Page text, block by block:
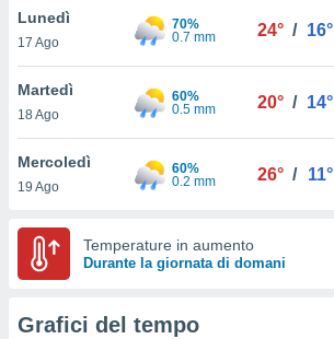
per
nel
utilizzati
o
Lunedì
17 Ago
70%
0.7 mm
24° / 16°
Martedì
18 Ago
60%
0.5 mm
20° / 14°
Mercoledì
19 Ago
60%
0.2 mm
26° / 11°
Temperature in aumento
Durante la giornata di domani
Grafici del tempo